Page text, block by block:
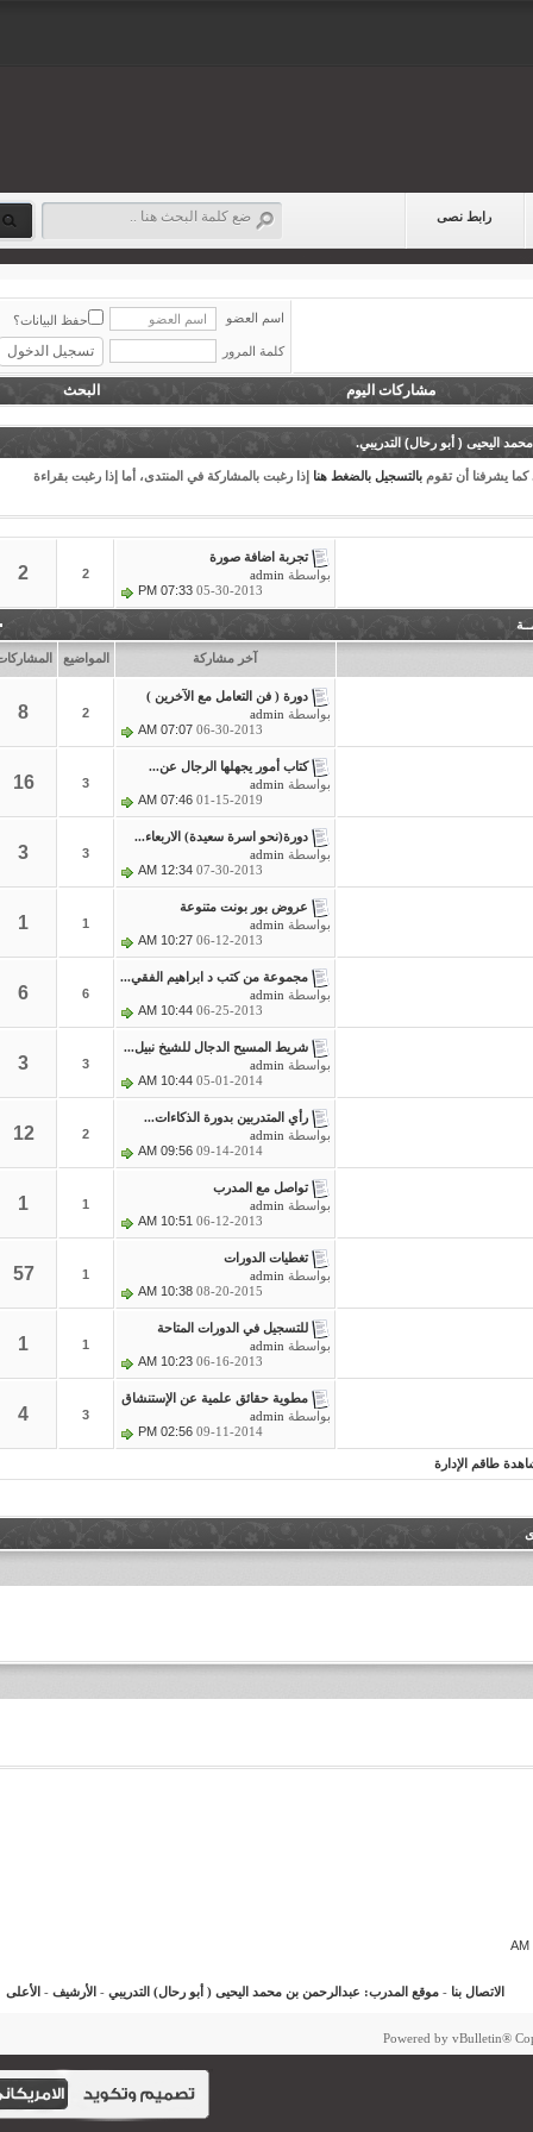
رابط نصى
اسم العضو حفظ البيانات؟
كلمة المرور
مشاركات اليوم البحث
( أبو رحال) التدريبي.
أن تقومبالتسجيل بالضغط هناإذا رغبت بالمشاركة في المنتدى، أما إذا رغبت بقراءة
تجربة اضافة صورة
بواسطةadmin
05-30-2013
07:33 PM
آخر مشاركة المواضيع المشاركات
دورة ( فن التعامل مع الآخرين )
بواسطةadmin
06-30-2013
07:07 AM
كتاب أمور يجهلها الرجال عن...
بواسطةadmin
01-15-2019
07:46 AM
دورة(نحو اسرة سعيدة) الاربعاء...
بواسطةadmin
07-30-2013
12:34 AM
عروض بور بونت متنوعة
بواسطةadmin
06-12-2013
10:27 AM
مجموعة من كتب د ابراهيم الفقي...
بواسطةadmin
06-25-2013
10:44 AM
شريط المسيح الدجال للشيخ نبيل...
بواسطةadmin
05-01-2014
10:44 AM
رأي المتدربين بدورة الذكاءات...
بواسطةadmin
09-14-2014
09:56 AM
تواصل مع المدرب
بواسطةadmin
06-12-2013
10:51 AM
تغطيات الدورات
بواسطةadmin
08-20-2015
10:38 AM
للتسجيل في الدورات المتاحة
بواسطةadmin
06-16-2013
10:23 AM
مطوية حقائق علمية عن الإستنشاق
بواسطةadmin
09-11-2014
02:56 PM
الإدارة
الاتصال بنا- موقع المدرب: عبدالرحمن بن محمد اليحيى ( أبو رحال) التدريبي-الأرشيف-الأعلى
Powered by